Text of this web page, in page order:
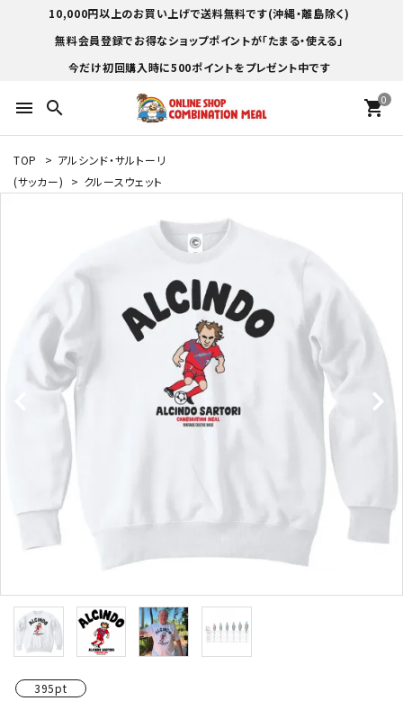
10,000円以上のお買い上げで送料無料です(沖縄・離島除く)
無料会員登録でお得なショップポイントが「たまる・使える」
今だけ初回購入時に500ポイントをプレゼント中です
menu search 0
shopping_cart
TOP > アルシンド・サルトーリ
(サッカー)
> クルースウェット
395pt